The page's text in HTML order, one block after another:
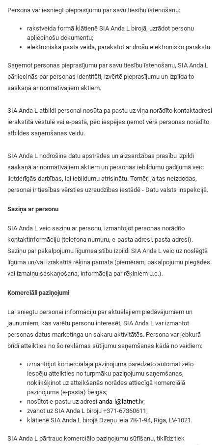
Persona var iesniegt pieprasījumu par savu tiesību īstenošanu:
rakstveida formā klātienē SIA Anda L birojā, uzrādot personu
apliecinošu dokumentu;
elektroniskā pasta veidā, parakstot ar drošu elektronisko parakstu.
Saņemot personas pieprasījumu par savu tiesību īstenošanu, SIA Anda L
pārliecinās par personas identitāti, izvērtē pieprasījumu un izpilda to
saskaņā ar normatīvajiem aktiem.
SIA Anda L atbildi personai nosūta pa pastu uz viņa norādīto kontaktadresi
ierakstītā vēstulē vai e-pastā, pēc iespējas ņemot vērā personas norādīto
atbildes saņemšanas veidu.
SIA Anda L nodrošina datu apstrādes un aizsardzības prasību izpildi
saskaņā ar normatīvajiem aktiem un personas iebildumu gadījumā veic
lietderīgās darbības, lai iebildumu atrisinātu. Tomēr, ja tas neizdodas,
personai ir tiesības vērsties uzraudzības iestādē - Datu valsts inspekcijā.
Saziņa ar personu
SIA Anda L veic saziņu ar personu, izmantojot personas norādīto
kontaktinformāciju (telefona numuru, e-pasta adresi, pasta adresi).
Saziņu par pakalpojumu līgumsaistību izpildi SIA Anda L veic uz noslēgtā
līguma un/vai izrakstītā rēķina pamata (piemēram, pakalpojumu piegādes
vai izmaiņu saskaņošana, informācija par rēķiniem u.c.).
Komerciāli paziņojumi
Lai sniegtu personai informāciju par aktuālajiem piedāvājumiem un
jaunumiem, kas varētu personu interesēt, SIA Anda L var izmantot
personas datus marketinga un sakaru aktivitātēs. Persona var jebkurā
brīdī atteikties no šo reklāmas sūtījumu saņemšanas kādā no veidiem:
izmantojot komerciālajā paziņojumā paredzēto automatizēto
iespēju atteikties no turpmāku paziņojumu saņemšanas,
noklikšķinot uz atteikšanās norādes attiecīgā komerciālā
paziņojuma (e-pasta) beigās;
nosūtot e-pastu uz adresi anda-l@latnet.lv;
zvanot uz SIA Anda L biroju +371-67360611;
klātienē SIA Anda L birojā Dzeņu iela 7K-1-94, Riga, LV-1021.
SIA Anda L pārtrauc komerciālo paziņojumu sūtīšanu, tiklīdz tiek